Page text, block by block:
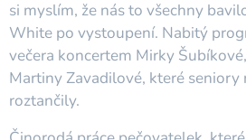
si myslím, že nás to všechny
White po vystoupení. Nabitý
večera koncertem Mirky
Martiny Zavadilové, které seniory
roztančily.